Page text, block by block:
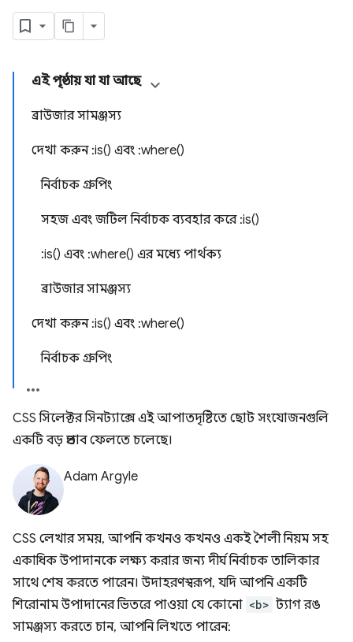
এই পৃষ্ঠায় যা যা আছে
ব্রাউজার সামঞ্জস্য
দেখা করুন :is() এবং :where()
নির্বাচক গ্রুপিং
সহজ এবং জটিল নির্বাচক ব্যবহার করে :is()
:is() এবং :where() এর মধ্যে পার্থক্য
ব্রাউজার সামঞ্জস্য
দেখা করুন :is() এবং :where()
নির্বাচক গ্রুপিং
CSS সিলেক্টর সিনট্যাক্সে এই আপাতদৃষ্টিতে ছোট সংযোজনগুলি
একটি বড় প্রভাব ফেলতে চলেছে।
Adam Argyle
CSS লেখার সময়, আপনি কখনও কখনও একই শৈলী নিয়ম সহ
একাধিক উপাদানকে লক্ষ্য করার জন্য দীর্ঘ নির্বাচক তালিকার
সাথে শেষ করতে পারেন। উদাহরণস্বরূপ, যদি আপনি একটি
শিরোনাম উপাদানের ভিতরে পাওয়া যে কোনো <b> ট্যাগ রঙ
সামঞ্জস্য করতে চান, আপনি লিখতে পারেন: